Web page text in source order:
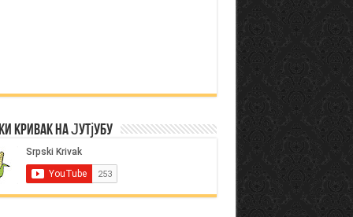
Кривак на Јутјубу